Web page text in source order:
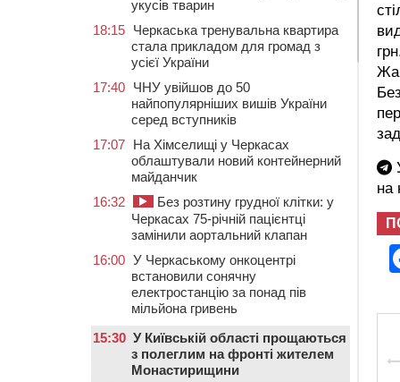
на
укусів тварин
18:15 Черкаська тренувальна квартира
стала прикладом для громад з
усієї України
17:40 ЧНУ увійшов до 50
найпопулярніших вишів України
серед вступників
17:07 На Хімселищі у Черкасах
облаштували новий контейнерний
майданчик
16:32
Без розтину грудної клітки: у
Черкасах 75-річній пацієнтці
замінили аортальний клапан
16:00 У Черкаському онкоцентрі
встановили сонячну
електростанцію за понад пів
мільйона гривень
15:30 У Київській області прощаються
з полеглим на фронті жителем
Монастирищини